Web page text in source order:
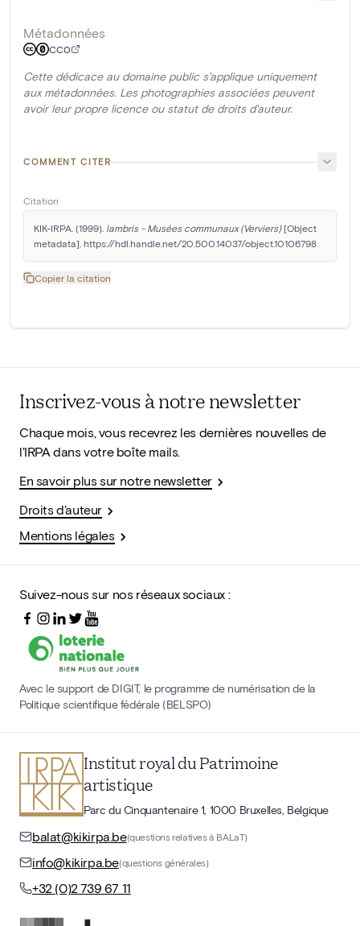
Métadonnées
CC0
Cette dédicace au domaine public s'applique uniquement
aux métadonnées. Les photographies associées peuvent
avoir leur propre licence ou statut de droits d'auteur.
COMMENT CITER
Citation
KIK-IRPA. (1999). lambris - Musées communaux (Verviers) [Object
metadata]. https://hdl.handle.net/20.500.14037/object.10106798
Copier la citation
Inscrivez-vous à notre newsletter
Chaque mois, vous recevrez les dernières nouvelles de
l'IRPA dans votre boîte mails.
En savoir plus sur notre newsletter
Droits d'auteur
Mentions légales
Suivez-nous sur nos réseaux sociaux :
Avec le support de DIGIT, le programme de numérisation de la
Politique scientifique fédérale (BELSPO)
Institut royal du Patrimoine
artistique
Parc du Cinquantenaire 1, 1000 Bruxelles, Belgique
balat@kikirpa.be(questions relatives à BALaT)
info@kikirpa.be(questions générales)
+32 (0)2 739 67 11